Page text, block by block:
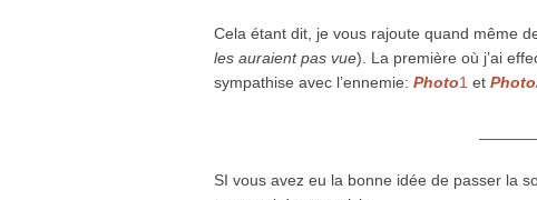
Cela étant dit, je vous rajoute quand même
les auraient pas vue). La première où j’ai
sympathise avec l’ennemie: Photo1 et
SI vous avez eu la bonne idée de passer la